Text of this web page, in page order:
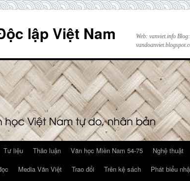
lập Việt Nam
Web: vanviet.info Blog:
Tư liệu Thảo luận Văn học Miền Nam 54-75
Nghệ thuật
Media Văn Việt Trao đổi Trên kệ sách
Phát biểu